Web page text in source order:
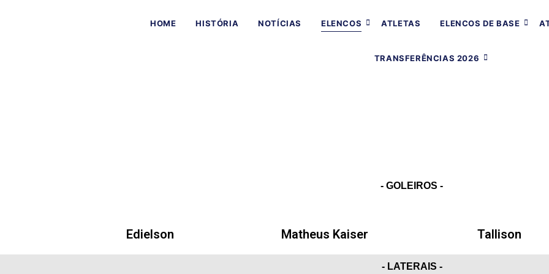
HOME HISTÓRIA NOTÍCIAS ELENCOS ATLETAS ELENCOS DE BASE
TRANSFERÊNCIAS 2026
- GOLEIROS -
Edielson Matheus Kaiser Tallison
- LATERAIS -